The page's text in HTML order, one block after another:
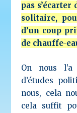
pas
solitaire,
d’un coup
de chauffe-
On nous
d’études
nous, cela
cela suffit